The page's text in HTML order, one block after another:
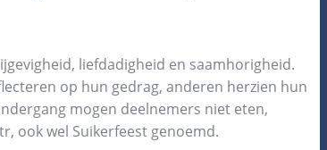
liefdadigheid en saamhorigheid.
op hun gedrag, anderen herzien hun
mogen deelnemers niet eten,
ook wel Suikerfeest genoemd.